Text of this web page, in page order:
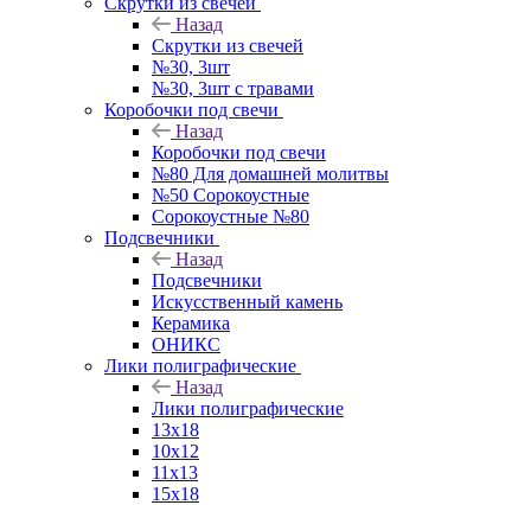
Назад
Скрутки из свечей
№30, 3шт
№30, 3шт с травами
Коробочки под свечи
Назад
Коробочки под свечи
№80 Для домашней молитвы
№50 Сорокоустные
Сорокоустные №80
Подсвечники
Назад
Подсвечники
Искусственный камень
Керамика
ОНИКС
Лики полиграфические
Назад
Лики полиграфические
13x18
10x12
11х13
15х18